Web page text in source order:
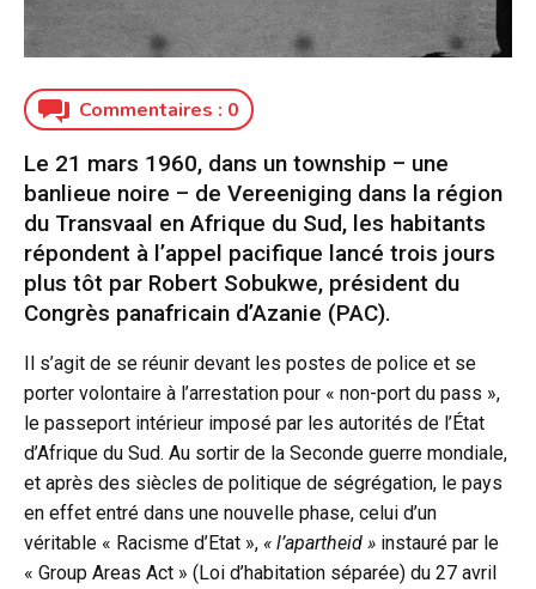
Commentaires : 0
Le 21 mars 1960, dans un township – une
banlieue noire – de Vereeniging dans la région
du Transvaal en Afrique du Sud, les habitants
répondent à l’appel pacifique lancé trois jours
plus tôt par Robert Sobukwe, président du
Congrès panafricain d’Azanie (PAC).
Il s’agit de se réunir devant les postes de police et se
porter volontaire à l’arrestation pour « non-port du pass »,
le passeport intérieur imposé par les autorités de l’État
d’Afrique du Sud. Au sortir de la Seconde guerre mondiale,
et après des siècles de politique de ségrégation, le pays
en effet entré dans une nouvelle phase, celui d’un
véritable « Racisme d’Etat », « l’apartheid » instauré par le
« Group Areas Act » (Loi d’habitation séparée) du 27 avril